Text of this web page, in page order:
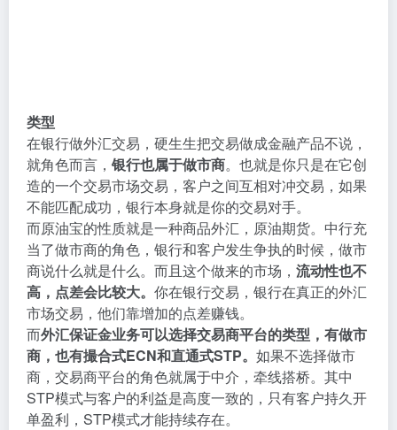
类型
在银行做外汇交易，硬生生把交易做成金融产品不说，
就角色而言， 银行也属于做市商。也就是你只是在它创
造的一个交易市场交易，客户之间互相对冲交易，如果
不能匹配成功，银行本身就是你的交易对手。
而原油宝的性质就是一种商品外汇，原油期货。中行充
当了做市商的角色，银行和客户发生争执的时候，做市
商说什么就是什么。而且这个做来的市场， 流动性也不
高，点差会比较大。 你在银行交易，银行在真正的外汇
市场交易，他们靠增加的点差赚钱。
而外汇保证金业务可以选择交易商平台的类型，有做市
商，也有撮合式ECN和直通式STP。 如果不选择做市
商，交易商平台的角色就属于中介，牵线搭桥。其中
STP模式与客户的利益是高度一致的，只有客户持久开
单盈利，STP模式才能持续存在。